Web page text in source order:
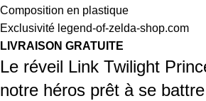
Composition en plastique
Exclusivité legend-of-zelda-shop.com
LIVRAISON GRATUITE
Le réveil Link Twilight
notre héros prêt à se battre